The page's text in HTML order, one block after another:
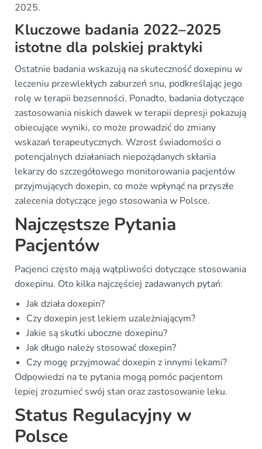
2025.
Kluczowe badania 2022–2025
istotne dla polskiej praktyki
Ostatnie badania wskazują na skuteczność doxepinu w
leczeniu przewlekłych zaburzeń snu, podkreślając jego
rolę w terapii bezsenności. Ponadto, badania dotyczące
zastosowania niskich dawek w terapii depresji pokazują
obiecujące wyniki, co może prowadzić do zmiany
wskazań terapeutycznych. Wzrost świadomości o
potencjalnych działaniach niepożądanych skłania
lekarzy do szczegółowego monitorowania pacjentów
przyjmujących doxepin, co może wpłynąć na przyszłe
zalecenia dotyczące jego stosowania w Polsce.
Najczęstsze Pytania
Pacjentów
Pacjenci często mają wątpliwości dotyczące stosowania
doxepinu. Oto kilka najczęściej zadawanych pytań:
Jak działa doxepin?
Czy doxepin jest lekiem uzależniającym?
Jakie są skutki uboczne doxepinu?
Jak długo należy stosować doxepin?
Czy mogę przyjmować doxepin z innymi lekami?
Odpowiedzi na te pytania mogą pomóc pacjentom
lepiej zrozumieć swój stan oraz zastosowanie leku.
Status Regulacyjny w
Polsce